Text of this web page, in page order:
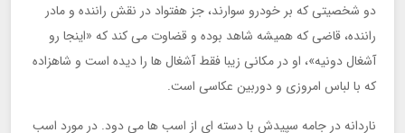
دو شخصیتی که بر خودرو سوارند، جز هفتواد در نقش راننده و مادر
راننده، قاضی که همیشه شاهد بوده و قضاوت می کند که «اینجا رو
آشغال دونیه»، او در مکانی زیبا فقط آشغال ها را دیده است و شاهزاده
که با لباس امروزی و دوربین عکاسی است.
ناردانه در جامه سپیدش با دسته ای از اسب ها می دود. در مورد اسب